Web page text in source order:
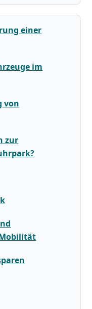
einer
im
von
zur